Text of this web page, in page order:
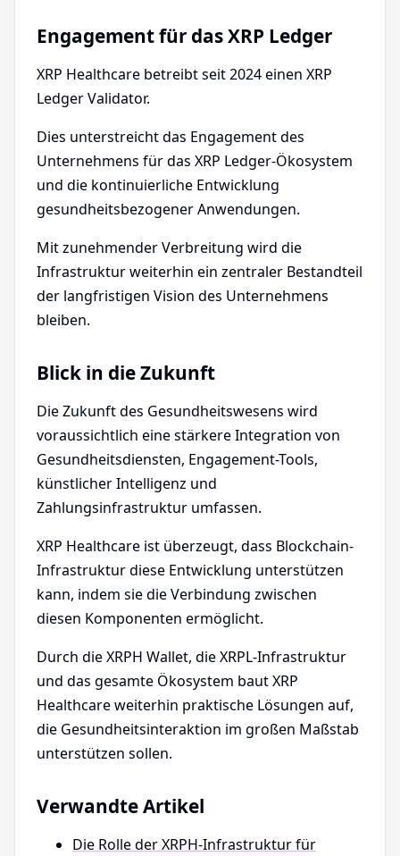
Engagement für das XRP Ledger
XRP Healthcare betreibt seit 2024 einen XRP
Ledger Validator.
Dies unterstreicht das Engagement des
Unternehmens für das XRP Ledger-Ökosystem
und die kontinuierliche Entwicklung
gesundheitsbezogener Anwendungen.
Mit zunehmender Verbreitung wird die
Infrastruktur weiterhin ein zentraler Bestandteil
der langfristigen Vision des Unternehmens
bleiben.
Blick in die Zukunft
Die Zukunft des Gesundheitswesens wird
voraussichtlich eine stärkere Integration von
Gesundheitsdiensten, Engagement-Tools,
künstlicher Intelligenz und
Zahlungsinfrastruktur umfassen.
XRP Healthcare ist überzeugt, dass Blockchain-
Infrastruktur diese Entwicklung unterstützen
kann, indem sie die Verbindung zwischen
diesen Komponenten ermöglicht.
Durch die XRPH Wallet, die XRPL-Infrastruktur
und das gesamte Ökosystem baut XRP
Healthcare weiterhin praktische Lösungen auf,
die Gesundheitsinteraktion im großen Maßstab
unterstützen sollen.
Verwandte Artikel
Die Rolle der XRPH-Infrastruktur für